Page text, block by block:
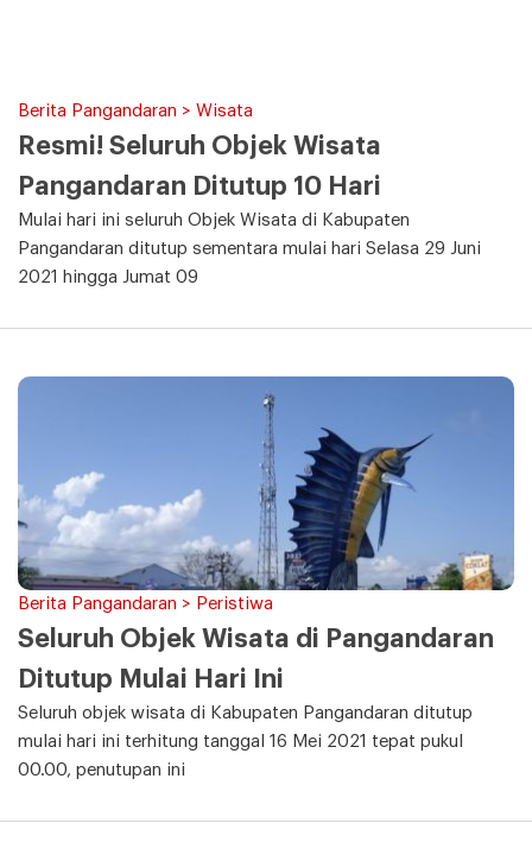
Berita Pangandaran > Wisata
Resmi! Seluruh Objek Wisata
Pangandaran Ditutup 10 Hari
Mulai hari ini seluruh Objek Wisata di Kabupaten
Pangandaran ditutup sementara mulai hari Selasa 29 Juni
2021 hingga Jumat 09
Berita Pangandaran > Peristiwa
Seluruh Objek Wisata di Pangandaran
Ditutup Mulai Hari Ini
Seluruh objek wisata di Kabupaten Pangandaran ditutup
mulai hari ini terhitung tanggal 16 Mei 2021 tepat pukul
00.00, penutupan ini